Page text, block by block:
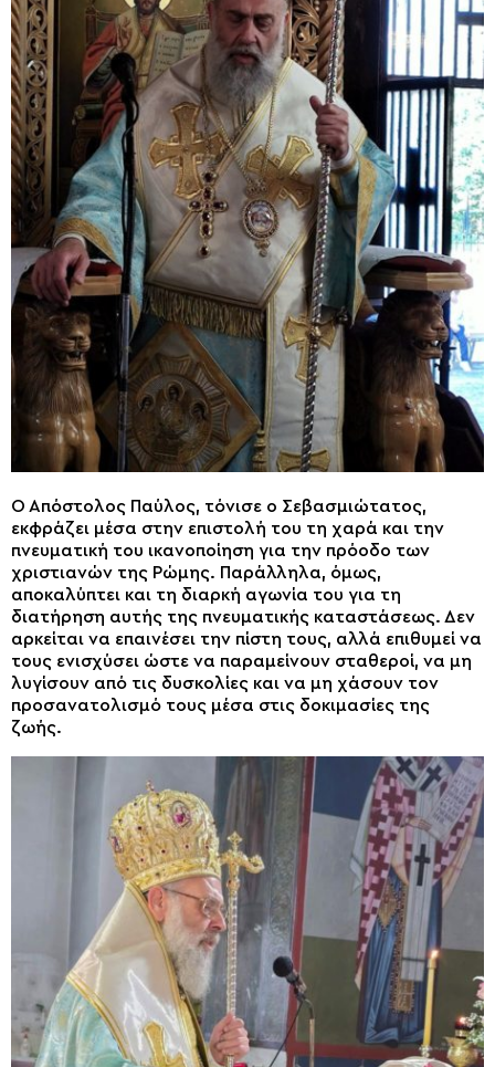
Ο Απόστολος Παύλος, τόνισε ο Σεβασμιώτατος,
εκφράζει μέσα στην επιστολή του τη χαρά και την
πνευματική του ικανοποίηση για την πρόοδο των
χριστιανών της Ρώμης. Παράλληλα, όμως,
αποκαλύπτει και τη διαρκή αγωνία του για τη
διατήρηση αυτής της πνευματικής καταστάσεως. Δεν
αρκείται να επαινέσει την πίστη τους, αλλά επιθυμεί να
τους ενισχύσει ώστε να παραμείνουν σταθεροί, να μη
λυγίσουν από τις δυσκολίες και να μη χάσουν τον
προσανατολισμό τους μέσα στις δοκιμασίες της
ζωής.